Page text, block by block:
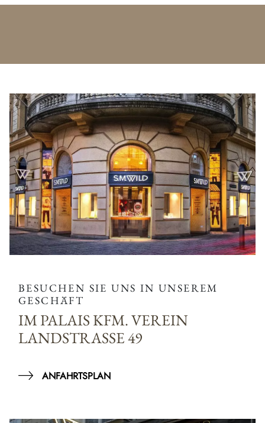
BESUCHEN SIE UNS IN UNSEREM
GESCHÄFT
IM PALAIS KFM. VEREIN
LANDSTRASSE 49
ANFAHRTSPLAN